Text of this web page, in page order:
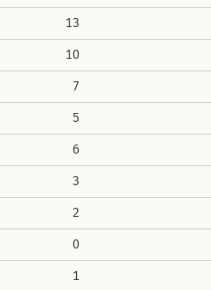
13
10
7
5
6
3
2
0
1